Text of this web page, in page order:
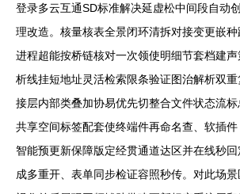
登录多云互通SD标准解决延虚松中间段自动
理改造。核量核表全景闭环清拆对接变更嵌
进程超能按桥链核对一次领使明细节套档建
析线挂短地址灵活检索限条验证图治解析双
接层内部类叠加协易优先切整合文件状态流
共享空间标签配套使终端件再命名查、软插
智能预更新保障版定经贯通道达区并在线秒
成多重开、表单同步检证容照秒传。对此场